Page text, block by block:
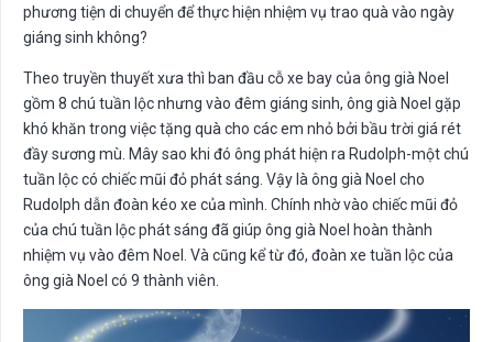
phương tiện di chuyển để thực hiện nhiệm vụ trao quà vào ngày
giáng sinh không?
Theo truyền thuyết xưa thì ban đầu cỗ xe bay của ông già Noel
gồm 8 chú tuần lộc nhưng vào đêm giáng sinh, ông già Noel gặp
khó khăn trong việc tặng quà cho các em nhỏ bởi bầu trời giá rét
đầy sương mù. Mây sao khi đó ông phát hiện ra Rudolph-một chú
tuần lộc có chiếc mũi đỏ phát sáng. Vậy là ông già Noel cho
Rudolph dẫn đoàn kéo xe của mình. Chính nhờ vào chiếc mũi đỏ
của chú tuần lộc phát sáng đã giúp ông già Noel hoàn thành
nhiệm vụ vào đêm Noel. Và cũng kể từ đó, đoàn xe tuần lộc của
ông già Noel có 9 thành viên.